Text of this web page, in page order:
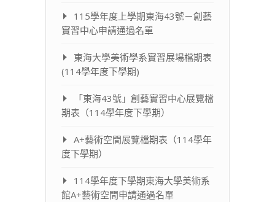
115學年度上學期東海43號－創藝
實習中心申請通過名單
東海大學美術學系實習展場檔期表
(114學年度下學期)
「東海43號」創藝實習中心展覽檔
期表（114學年度下學期）
A+藝術空間展覽檔期表（114學年
度下學期）
114學年度下學期東海大學美術系
館A+藝術空間申請通過名單